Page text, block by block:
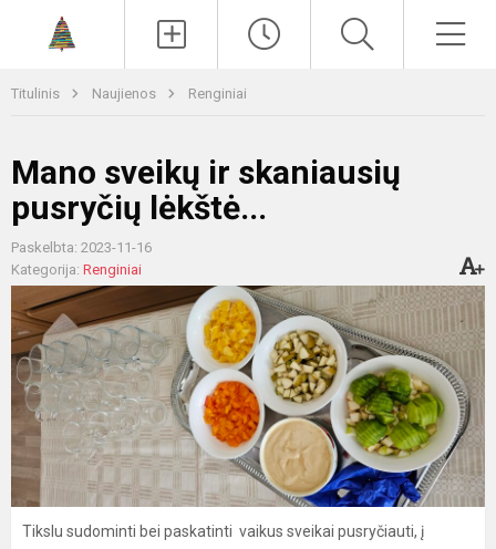
Titulinis Naujienos Renginiai
Mano sveikų ir skaniausių
pusryčių lėkštė...
Paskelbta: 2023-11-16
Kategorija: Renginiai
Tikslu sudominti bei paskatinti vaikus sveikai pusryčiauti, į